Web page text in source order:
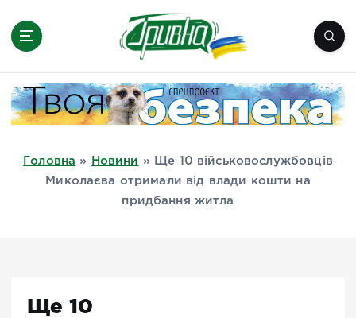
Миколаїв, Одеса, Мелітополь
Головна » Новини »
Ще 10 військовослужбовців
Миколаєва отримали від влади кошти на
придбання житла
Ще 10